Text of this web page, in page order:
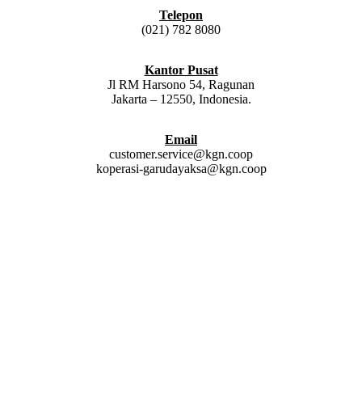
Telepon
(021) 782 8080
Kantor Pusat
Jl RM Harsono 54, Ragunan
Jakarta – 12550, Indonesia.
Email
customer.service@kgn.coop
koperasi-garudayaksa@kgn.coop